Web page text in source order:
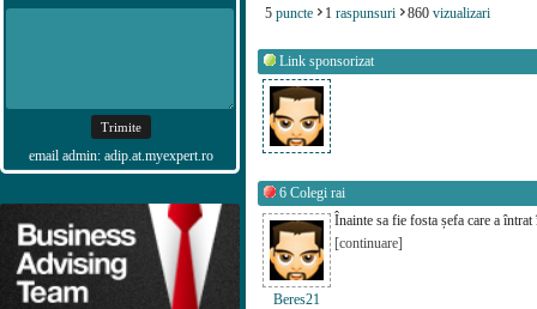
email admin: adip.at.myexpert.ro
5 puncte 1 raspunsuri 860 vizualizari
Link sponsorizat
6 Colegi rai
Beres21
Înainte sa fie fosta șefa care a
[continuare]